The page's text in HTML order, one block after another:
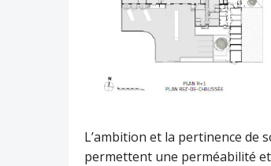
L’ambition et la pertinence de
permettent une perméabilité